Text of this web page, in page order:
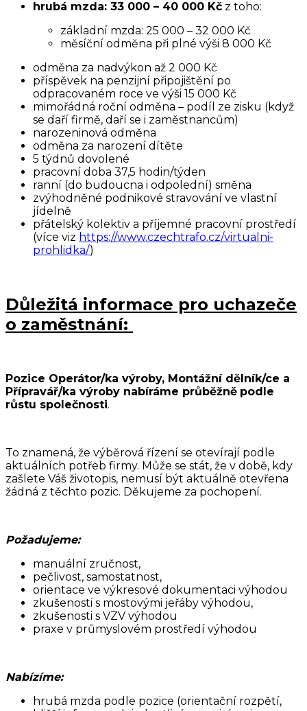
hrubá mzda: 33 000 – 40 000 Kč z toho:
základní mzda: 25 000 – 32 000 Kč
měsíční odměna při plné výši 8 000 Kč
odměna za nadvýkon až 2 000 Kč
příspěvek na penzijní připojištění po
odpracovaném roce ve výši 15 000 Kč
mimořádná roční odměna – podíl ze zisku (když
se daří firmě, daří se i zaměstnancům)
narozeninová odměna
odměna za narození dítěte
5 týdnů dovolené
pracovní doba 37,5 hodin/týden
ranní (do budoucna i odpolední) směna
zvýhodněné podnikové stravování ve vlastní
jídelně
přátelský kolektiv a příjemné pracovní prostředí
(více viz https://www.czechtrafo.cz/virtualni-
prohlidka/)
Důležitá informace pro uchazeče
o zaměstnání:
Pozice Operátor/ka výroby, Montážní dělník/ce a
Přípravář/ka výroby nabíráme průběžně podle
růstu společnosti.
To znamená, že výběrová řízení se otevírají podle
aktuálních potřeb firmy. Může se stát, že v době, kdy
zašlete Váš životopis, nemusí být aktuálně otevřena
žádná z těchto pozic. Děkujeme za pochopení.
Požadujeme:
manuální zručnost,
pečlivost, samostatnost,
orientace ve výkresové dokumentaci výhodou
zkušenosti s mostovými jeřáby výhodou,
zkušenosti s VZV výhodou
praxe v průmyslovém prostředí výhodou
Nabízíme:
hrubá mzda podle pozice (orientační rozpětí,